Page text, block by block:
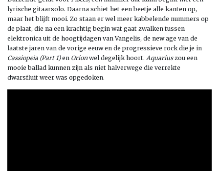
lyrische gitaarsolo. Daarna schiet het een beetje alle kanten op,
maar het blijft mooi. Zo staan er wel meer kabbelende nummers op
de plaat, die na een krachtig begin wat gaat zwalken tussen
elektronica uit de hoogtijdagen van Vangelis, de new age van de
laatste jaren van de vorige eeuw en de progressieve rock die je in
Cassiopeia (Part 1)en Orionwel degelijk hoort. Aquariuszou een
mooie ballad kunnen zijn als niet halverwege die verrekte
dwarsfluit weer was opgedoken.